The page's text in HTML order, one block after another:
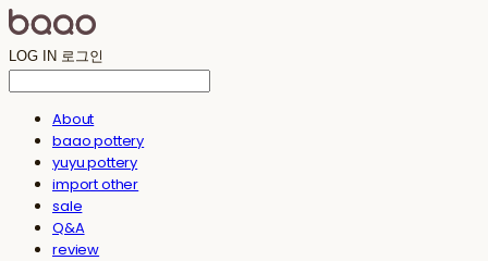
LOG IN 로그인
About
baao pottery
yuyu pottery
import other
sale
Q&A
review